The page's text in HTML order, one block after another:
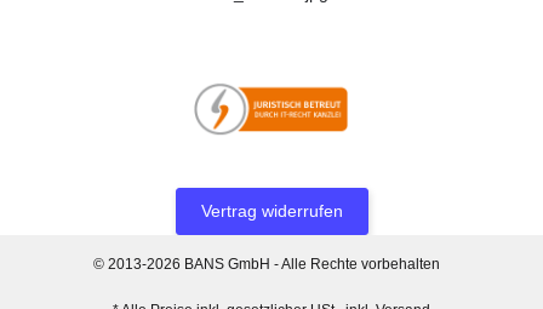
Vertrag widerrufen
© 2013-2026 BANS GmbH - Alle Rechte vorbehalten